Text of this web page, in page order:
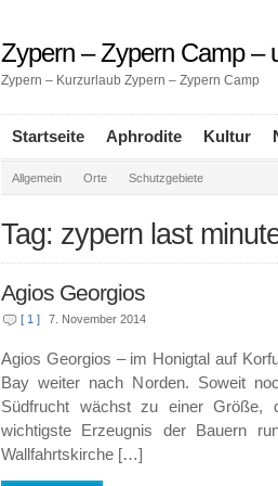
Zypern – Zypern Camp –
Zypern – Kurzurlaub Zypern – Zypern Camp
Startseite Aphrodite Kultur
Allgemein Orte Schutzgebiete
Tag: zypern last
Agios Georgios
[ 1 ] 7. November 2014
Agios Georgios – im Honigtal auf
Bay weiter nach Norden. Soweit
Südfrucht wächst zu einer Größe,
wichtigste Erzeugnis der Bauern
Wallfahrtskirche […]